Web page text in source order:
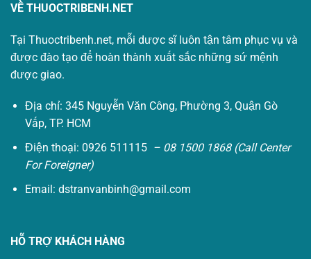
VỀ THUOCTRIBENH.NET
Tại Thuoctribenh.net, mỗi dược sĩ luôn tận tâm phục vụ và
được đào tạo để hoàn thành xuất sắc những sứ mệnh
được giao.
Địa chỉ: 345 Nguyễn Văn Công, Phường 3, Quận Gò
Vấp, TP. HCM
Điện thoại: 0926 511115 – 08 1500 1868 (Call Center
For Foreigner)
Email: dstranvanbinh@gmail.com
HỖ TRỢ KHÁCH HÀNG